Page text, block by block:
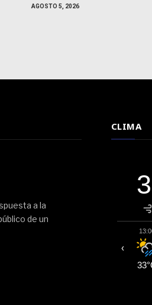
AGOSTO 5, 2026
a la
de un
CLIMA
‹